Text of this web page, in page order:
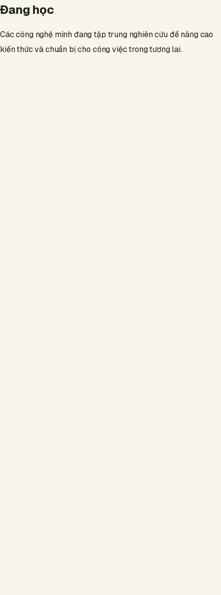
Đang học
Các công nghệ mình đang tập trung nghiên cứu để nâng cao
kiến thức và chuẩn bị cho công việc trong tương lai.